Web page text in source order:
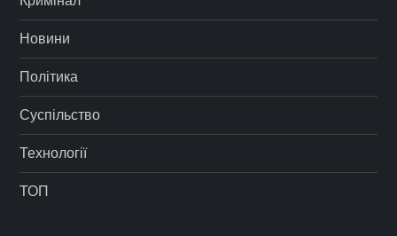
Новини
Політика
Суспільство
Технології
ТОП